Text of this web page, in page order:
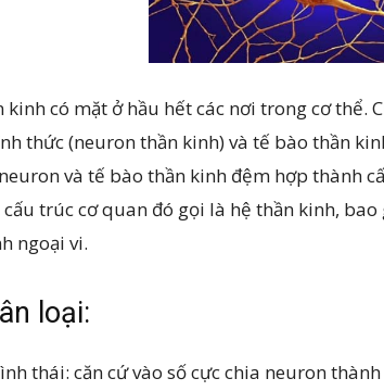
kinh có mặt ở hầu hết các nơi trong cơ thể.
thức (neuron thần kinh) và tế bào thần
và tế bào thần kinh đệm hợp thành
cấu trúc cơ quan đó gọi là hệ thần kinh,
ngoại vi.
loại:
thái: căn cứ vào số cực chia neuron